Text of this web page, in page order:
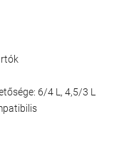
6/4 L, 4,5/3 L